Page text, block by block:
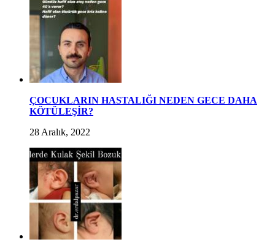
ÇOCUKLARIN HASTALIĞI NEDEN GECE DAHA
KÖTÜLEŞİR?
28 Aralık, 2022